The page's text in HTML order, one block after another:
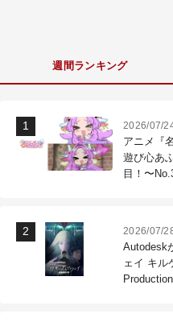
週間ランキング
2026/07/
アニメ『
遊び心あ
目！〜
2026/07/
Autodesk
ェイ キ